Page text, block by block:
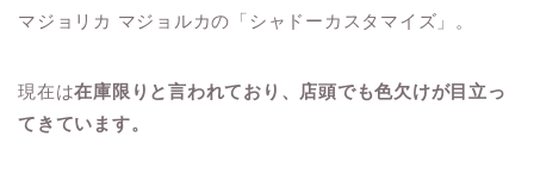
マジョリカ マジョルカの「シャドーカスタマイズ」。
現在は在庫限りと言われており、店頭でも色欠けが目立っ
てきています。